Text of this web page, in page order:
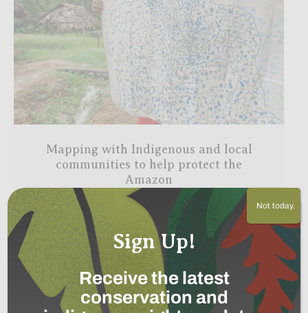
Mapping with Indigenous and local
communities to help protect the
Amazon
Read More →
Sign Up!
Receive the latest
conservation and
Not today.